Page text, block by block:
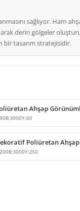
sağlıyor. Ham
derin gölgeler
bir tasarım stratejisidir.
90B:3000Y:60
200B:3000Y:250